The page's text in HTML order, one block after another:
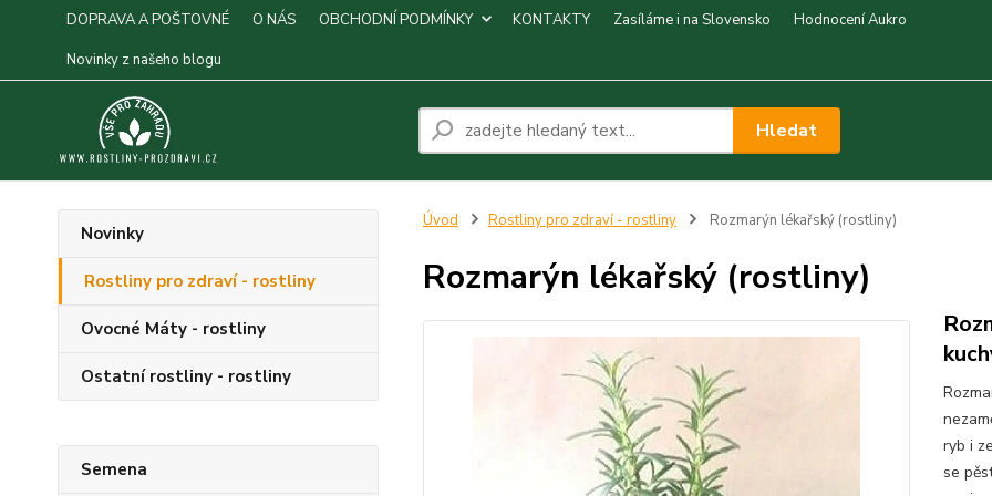
DOPRAVA A POŠTOVNÉ O NÁS OBCHODNÍ PODMÍNKY KONTAKTY Zasíláme i na Slovensko
Hodnocení Aukro
Novinky z našeho blogu
Hledat
Novinky
Rostliny pro zdraví - rostliny
Ovocné Máty - rostliny
Ostatní rostliny - rostliny
Semena
Úvod Rostliny pro zdraví - rostliny Rozmarýn lékařský (rostliny)
Rozmarýn lékařský (rostliny)
ryb i
se